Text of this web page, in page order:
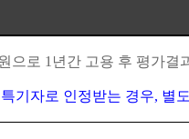
으로 1 년간 고용 후 평가결
기자로 인정받는 경우, 별